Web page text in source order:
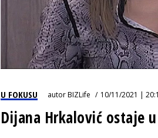
U FOKUSU autorBIZLife 10/11/2021 |
Dijana Hrkalović ostaje